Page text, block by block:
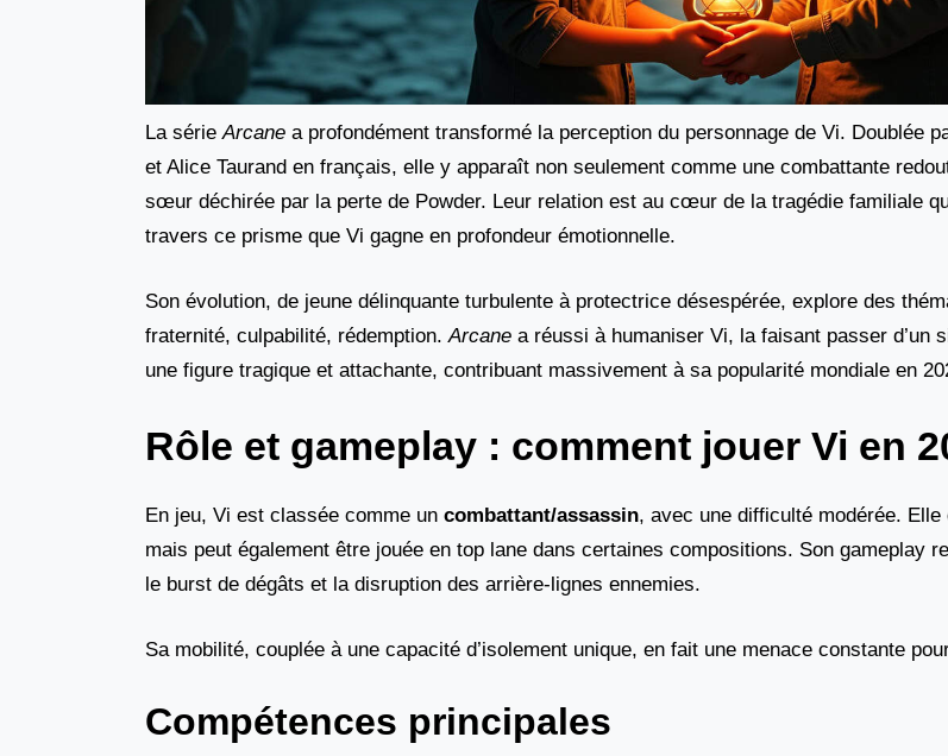
La sérieArcane a profondément transformé la perception du personnage de Vi. Doublée
et Alice Taurand en français, elle y apparaît non seulement comme une combattante
sœur déchirée par la perte de Powder. Leur relation est au cœur de la tragédie familiale
travers ce prisme que Vi gagne en profondeur émotionnelle.
Son évolution, de jeune délinquante turbulente à protectrice désespérée, explore des
fraternité, culpabilité, rédemption. Arcane a réussi à humaniser Vi, la faisant passer d’un
une figure tragique et attachante, contribuant massivement à sa popularité mondiale en
Rôle et gameplay : comment jouer Vi en
En jeu, Vi est classée comme un combattant/assassin, avec une difficulté modérée.
mais peut également être jouée en top lane dans certaines compositions. Son gameplay
le burst de dégâts et la disruption des arrière-lignes ennemies.
Sa mobilité, couplée à une capacité d’isolement unique, en fait une menace constante
Compétences principales